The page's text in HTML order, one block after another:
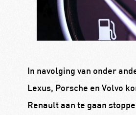
In navolging van onder
Lexus, Porsche en Volvo
Renault aan te gaan